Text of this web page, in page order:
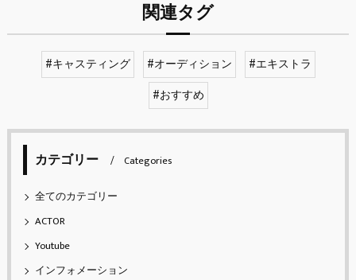
関連タグ
#キャスティング #オーディション
#エキストラ
#おすすめ
カテゴリー Categories
全てのカテゴリー
ACTOR
Youtube
インフォメーション